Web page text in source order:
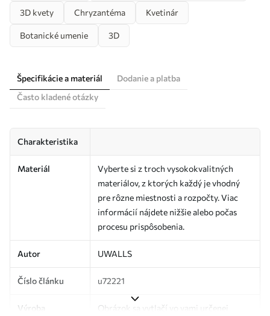
3D kvety Chryzantéma Kvetinár
Botanické umenie 3D
Špecifikácie a materiál
Dodanie a platba
Často kladené otázky
Charakteristika
Materiál
Vyberte si z troch vysokokvalitných
materiálov, z ktorých každý je vhodný
pre rôzne miestnosti a rozpočty. Viac
informácií nájdete nižšie alebo počas
procesu prispôsobenia.
Autor UWALLS
Číslo článku u72221
Výroba
Obrázok sa vytlačí vo vami určenej